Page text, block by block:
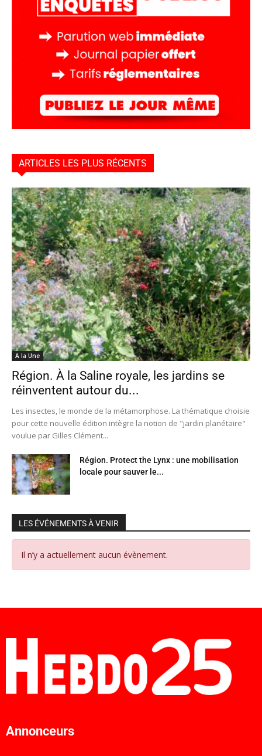
ARTICLES LES PLUS RÉCENTS
A la Une
Région. À la Saline royale, les jardins se
réinventent autour du...
Les insectes, le monde de la métamorphose. La thématique choisie
pour cette nouvelle édition intègre la notion de "jardin planétaire"
voulue par Gilles Clément...
Région. Protect the Lynx : une mobilisation
locale pour sauver le...
LES ÉVÉNEMENTS À VENIR
Il n’y a actuellement aucun évènement.
Annonceurs